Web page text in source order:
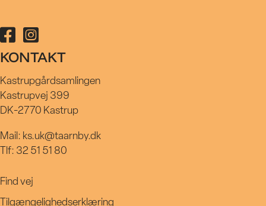
Følg Kastrupgårdsamlingen på facebook
Følg Kastrupgårdsamlingen på instagram
KONTAKT
Kastrupgårdsamlingen
Kastrupvej 399
DK-2770 Kastrup
Mail: ks.uk@taarnby.dk
Tlf: 32 51 51 80
Find vej
Tilgængelighedserklæring